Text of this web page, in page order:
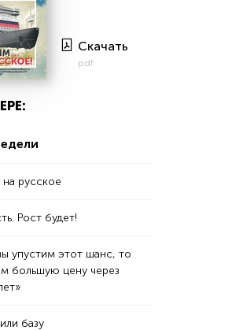
Скачать
pdf
русское
Рост будет!
упустим этот шанс, то
большую цену через
базу